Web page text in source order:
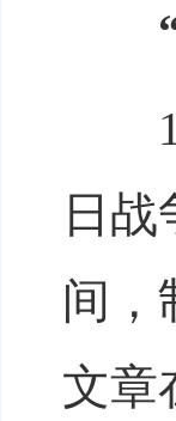
日
间，
文章